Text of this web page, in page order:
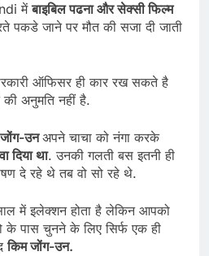
मेंबाइबिल पढना और सेक्सी फिल्म
पकडे जाने पर मौत की सजा दी जाती
ऑफिसर ही कार रख सकते है
अनुमति नहीं है.
उनअपने चाचा को नंगा करके
दिया था. उनकी गलती बस इतनी ही
दे रहे थे तब वो सो रहे थे.
में इलेक्शन होता है लेकिन आपको
के पास चुनने के लिए सिर्फ एक ही
किम जोंग-उन.